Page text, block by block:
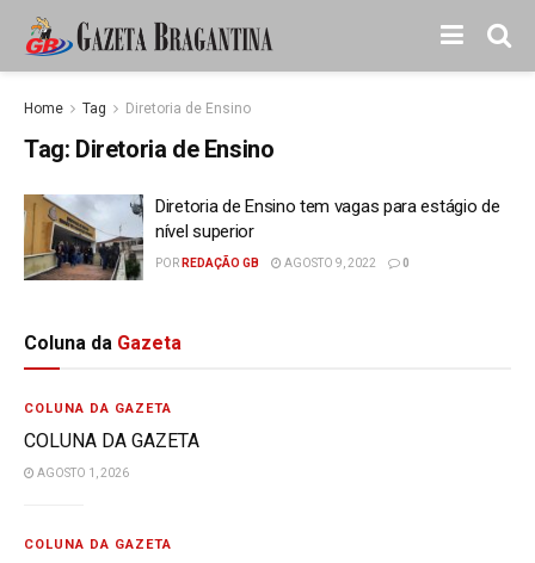
Home Tag Diretoria de Ensino
Tag: Diretoria de Ensino
Diretoria de Ensino tem vagas para estágio de
nível superior
POR REDAÇÃO GB AGOSTO 9, 2022 0
Coluna da Gazeta
COLUNA DA GAZETA
COLUNA DA GAZETA
AGOSTO 1, 2026
COLUNA DA GAZETA